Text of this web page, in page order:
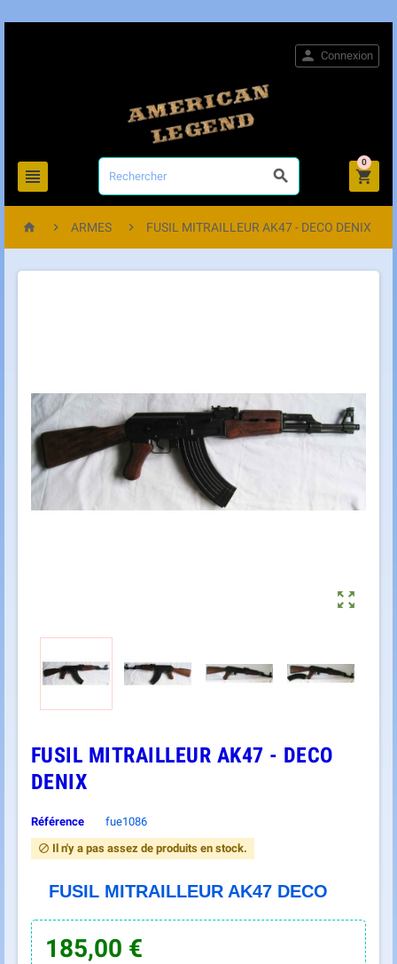
 
 Connexion

0
  ARMES  FUSIL MITRAILLEUR AK47 - DECO DENIX

FUSIL MITRAILLEUR AK47 - DECO
DENIX
Référence fue1086
 Il n'y a pas assez de produits en stock.
FUSIL MITRAILLEUR AK47 DECO
185,00 €